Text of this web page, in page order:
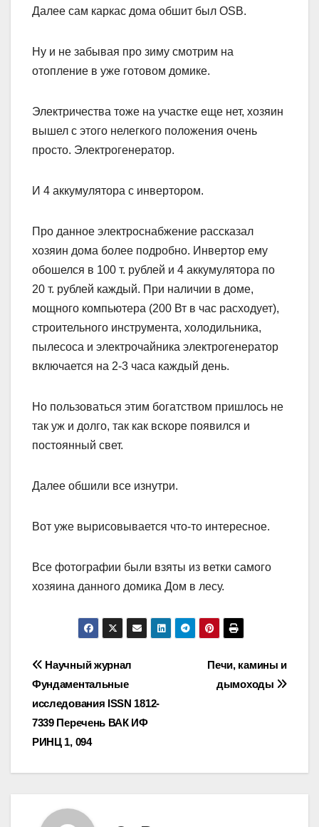
Далее сам каркас дома обшит был OSB.
Ну и не забывая про зиму смотрим на
отопление в уже готовом домике.
Электричества тоже на участке еще нет, хозяин
вышел с этого нелегкого положения очень
просто. Электрогенератор.
И 4 аккумулятора с инвертором.
Про данное электроснабжение рассказал
хозяин дома более подробно. Инвертор ему
обошелся в 100 т. рублей и 4 аккумулятора по
20 т. рублей каждый. При наличии в доме,
мощного компьютера (200 Вт в час расходует),
строительного инструмента, холодильника,
пылесоса и электрочайника электрогенератор
включается на 2-3 часа каждый день.
Но пользоваться этим богатством пришлось не
так уж и долго, так как вскоре появился и
постоянный свет.
Далее обшили все изнутри.
Вот уже вырисовывается что-то интересное.
Все фотографии были взяты из ветки самого
хозяина данного домика Дом в лесу.
Навигация
по
записям
Печи, камины и
дымоходы
Научный журнал
Фундаментальные
исследования ISSN 1812-
7339 Перечень ВАК ИФ
РИНЦ 1, 094